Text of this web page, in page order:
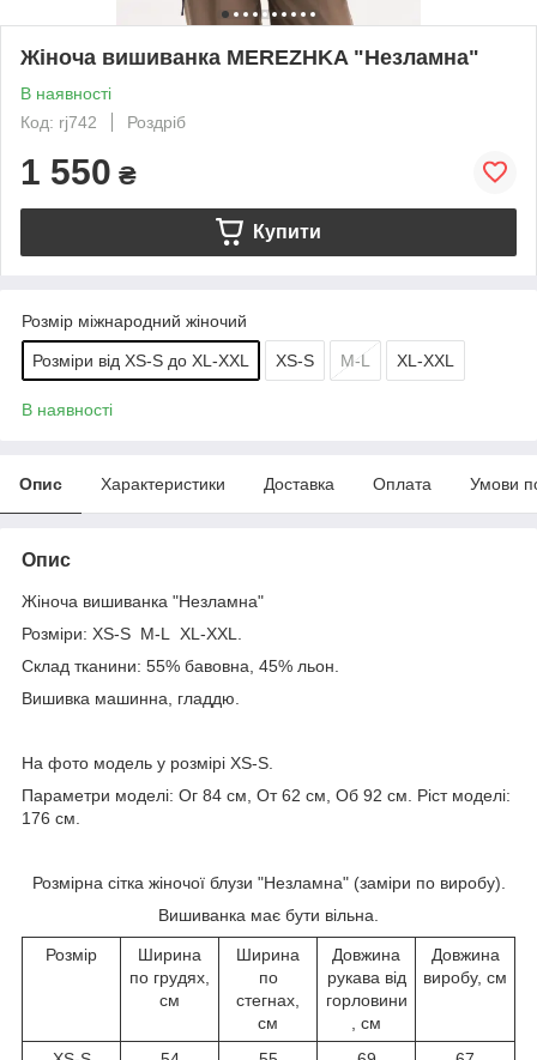
Жіноча вишиванка MEREZHKA "Незламна"
В наявності
Код: rj742
Роздріб
1 550 ₴
Купити
Розмір міжнародний жіночий
Розміри від XS-S до XL-XXL XS-S M-L XL-XXL
В наявності
Опис Характеристики Доставка Оплата Умови
Опис
Жіноча вишиванка "Незламна"
Розміри: XS-S M-L XL-XXL.
Склад тканини: 55% бавовна, 45% льон.
Вишивка машинна, гладдю.
На фото модель у розмірі XS-S.
Параметри моделі: Ог 84 см, От 62 см, Об 92 см. Ріст моделі:
176 см.
Розмірна сітка жіночої блузи "Незламна" (заміри по виробу).
Вишиванка має бути вільна.
Розмір
Ширина
по грудях,
см
Ширина
по
стегнах,
см
Довжина
рукава від
горловини
, см
Довжина
виробу, см